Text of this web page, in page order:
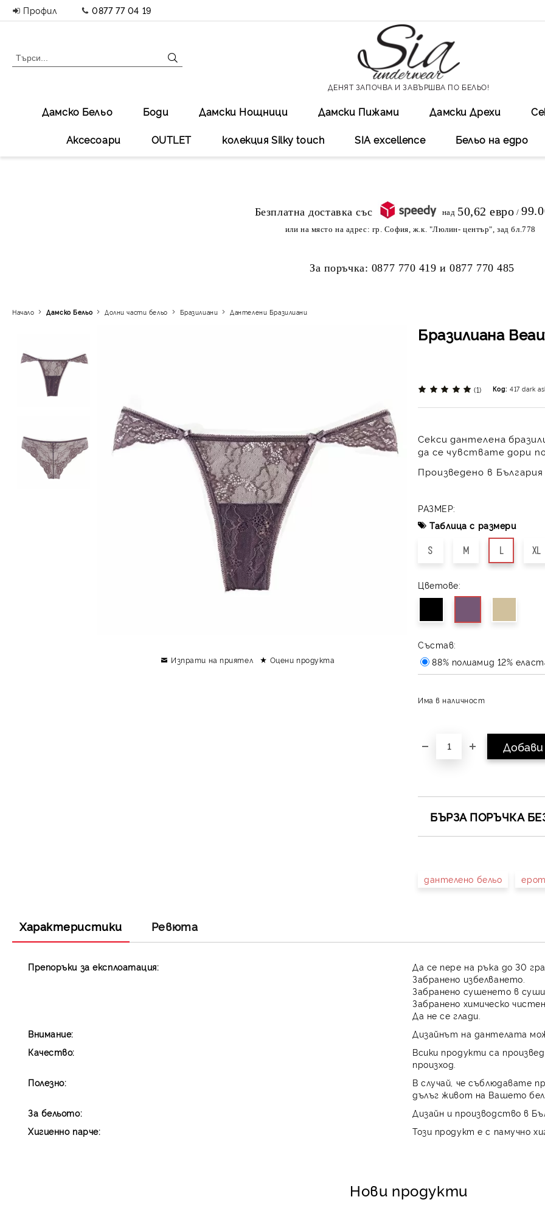
Профил 0877 77 04 19
ДЕНЯТ ЗАПОЧВА И ЗАВЪРШВА ПО БЕЛЬО!
Дамско Бельо Боди Дамски Нощници Дамски Пижами Дамски Дрехи
Аксесоари OUTLET колекция Silky touch SIA excellеnce Бельо на едро
над 50,62 евро /
или на място на адрес: гр. София, ж.к. "Люлин- център", зад бл.778
За поръчка: 0877 770 419 и0877 770 485
Начало Дамско Бельо Долни части бельо Бразилиани Дантелени Бразилиани
Бразилиана
(1) Код: 417 dark
Секси дантелена
да се чувствате дори
Произведено в
РАЗМЕР:
Таблица с размери
S M L XL
Цветове:
Състав:
88% полиамид 12%
Има в наличност
БЪРЗА ПОРЪЧКА
дантелено бельо
Изпрати на приятел Оцени продукта
Характеристики Ревюта
Препоръки за експлоатация:
Да се пере на ръка до 30
Забранено избелването.
Забранено сушенето в
Забранено химическо
Да не се глади.
Внимание:
Дизайнът на дантелата
Качество:
Всики продукти са
произход.
Полезно:
В случай, че съблюдавате
дълъг живот на Вашето
За бельото:
Дизайн и производство в
Хигиенно парче:
Този продукт е с памучно
Нови продукти